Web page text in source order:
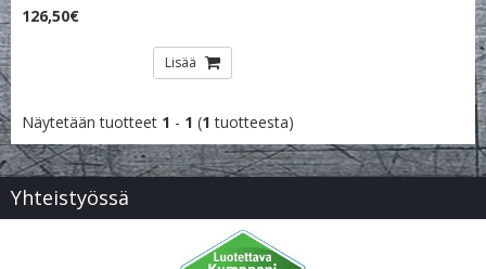
126,50€
Lisää
Näytetään tuotteet 1 - 1 (1 tuotteesta)
Yhteistyössä